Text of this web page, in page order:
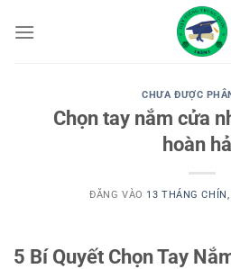
qua
CHƯA ĐƯỢC
Chọn tay nắm cửa
hoàn
ĐĂNG VÀO 13 THÁNG
5 Bí Quyết Chọn Tay